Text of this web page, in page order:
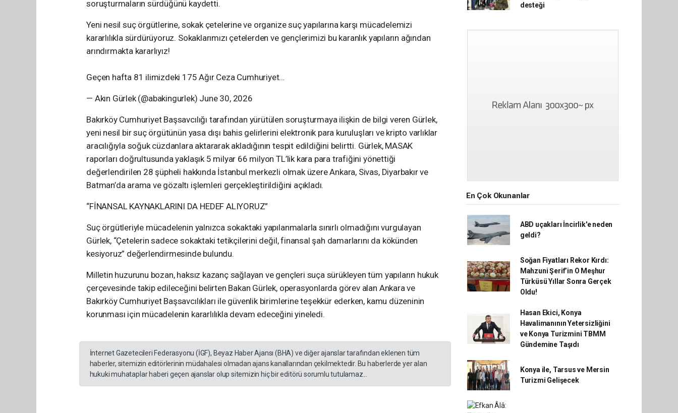
soruşturmaların sürdüğünü kaydetti.
Yeni nesil suç örgütlerine, sokak çetelerine ve organize suç yapılarına karşı mücadelemizi
kararlılıkla sürdürüyoruz. Sokaklarımızı çetelerden ve gençlerimizi bu karanlık yapıların ağından
arındırmakta kararlıyız!
Geçen hafta 81 ilimizdeki 175 Ağır Ceza Cumhuriyet…
— Akın Gürlek (@abakingurlek) June 30, 2026
Bakırköy Cumhuriyet Başsavcılığı tarafından yürütülen soruşturmaya ilişkin de bilgi veren Gürlek,
yeni nesil bir suç örgütünün yasa dışı bahis gelirlerini elektronik para kuruluşları ve kripto varlıklar
aracılığıyla soğuk cüzdanlara aktararak akladığının tespit edildiğini belirtti. Gürlek, MASAK
raporları doğrultusunda yaklaşık 5 milyar 66 milyon TL’lik kara para trafiğini yönettiği
değerlendirilen 28 şüpheli hakkında İstanbul merkezli olmak üzere Ankara, Sivas, Diyarbakır ve
Batman’da arama ve gözaltı işlemleri gerçekleştirildiğini açıkladı.
“FİNANSAL KAYNAKLARINI DA HEDEF ALIYORUZ”
Suç örgütleriyle mücadelenin yalnızca sokaktaki yapılanmalarla sınırlı olmadığını vurgulayan
Gürlek, “Çetelerin sadece sokaktaki tetikçilerini değil, finansal şah damarlarını da kökünden
kesiyoruz” değerlendirmesinde bulundu.
Milletin huzurunu bozan, haksız kazanç sağlayan ve gençleri suça sürükleyen tüm yapıların hukuk
çerçevesinde takip edileceğini belirten Bakan Gürlek, operasyonlarda görev alan Ankara ve
Bakırköy Cumhuriyet Başsavcılıkları ile güvenlik birimlerine teşekkür ederken, kamu düzeninin
korunması için mücadelenin kararlılıkla devam edeceğini yineledi.
İnternet Gazetecileri Federasyonu (İGF), Beyaz Haber Ajansı (BHA) ve diğer ajanslar tarafından eklenen tüm
haberler, sitemizin editörlerinin müdahalesi olmadan ajans kanallarından çekilmektedir. Bu haberlerde yer alan
hukuki muhataplar haberi geçen ajanslar olup sitemizin hiç bir editörü sorumlu tutulamaz...
desteği
En Çok Okunanlar
ABD uçakları İncirlik'e neden
geldi?
Soğan Fiyatları Rekor Kırdı:
Mahzuni Şerif’in O Meşhur
Türküsü Yıllar Sonra Gerçek
Oldu!
Hasan Ekici, Konya
Havalimanının Yetersizliğini
ve Konya Turizmini TBMM
Gündemine Taşıdı
Konya ile, Tarsus ve Mersin
Turizmi Gelişecek